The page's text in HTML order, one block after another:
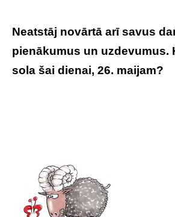
Neatstāj novārtā arī savus
pienākumus un uzdevumus.
sola šai dienai, 26. maijam?